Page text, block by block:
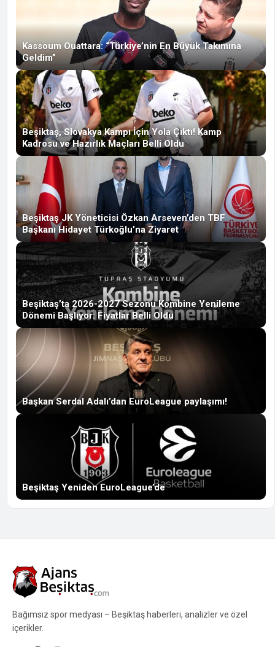
Kassoum Ouattara: “Türkiye’nin En Büyük Takımına
Geldim”
Beşiktaş, Slovakya Kampı İçin Yola Çıktı! Kamp
Kadrosu ve Hazırlık Maçları Belli Oldu
Beşiktaş JK Yöneticisi Özkan Arseven’den TBF
Başkanı Hidayet Türkoğlu’na Ziyaret
Beşiktaş’ta 2026-2027 Sezonu Kombine Yenileme
Dönemi Başlıyor: Fiyatlar Belli Oldu
Başkan Serdal Adalı’dan EuroLeague paylaşımı!
Beşiktaş Yeniden EuroLeague’de
Bağımsız spor medyası – Beşiktaş haberleri, analizler ve özel
içerikler.